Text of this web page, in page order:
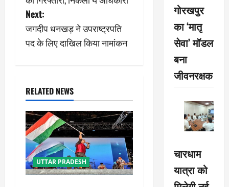
s
t
v
i
g
a
Next:
जगदीप धनखड़ ने उपराष्ट्रपति
पद के लिए दाखिल किया नामांकन
RELATED NEWS
UTTAR PRADESH
गोरखपुर
का ‘मातृ
सेवा’ मॉडल
बना
जीवनरक्षक
चारधाम
यात्रा को